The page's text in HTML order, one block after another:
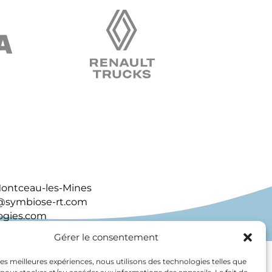
Gérer le consentement
meilleures expériences, nous utilisons des technologies telles que
les-Mines
rt.com